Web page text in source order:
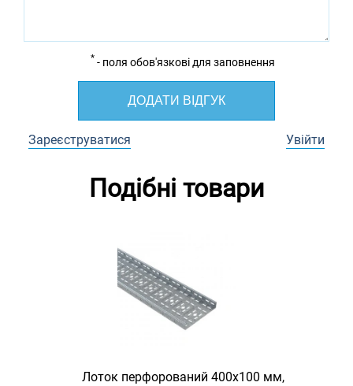
* - поля обов'язкові для заповнення
ДОДАТИ ВІДГУК
Зареєструватися Увійти
Подібні товари
Лоток перфорований 400х100 мм,